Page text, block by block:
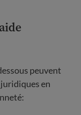
peuvent
en